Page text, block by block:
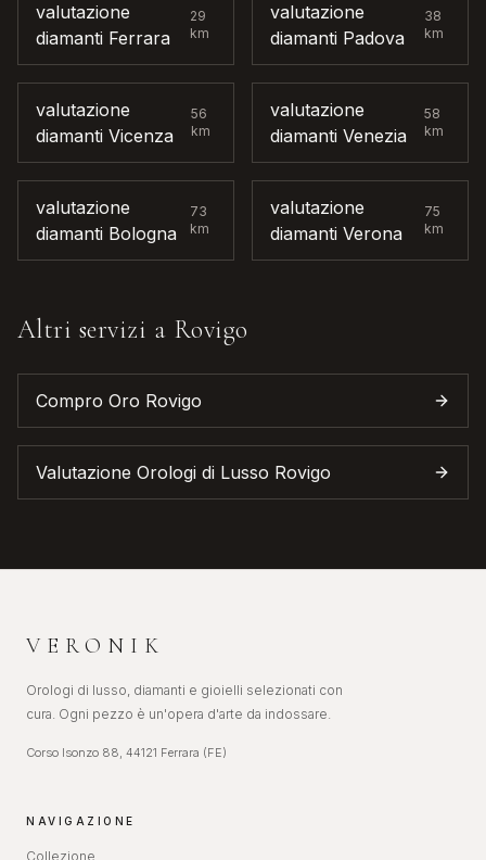
valutazione
diamanti Ferrara
29
km
valutazione
diamanti Padova
38
km
valutazione
diamanti Vicenza
56
km
valutazione
diamanti Venezia
58
km
valutazione
diamanti Bologna
73
km
valutazione
diamanti Verona
75
km
Altri servizi a Rovigo
Compro Oro Rovigo
Valutazione Orologi di Lusso Rovigo
VERONIK
Orologi di lusso, diamanti e gioielli selezionati con
cura. Ogni pezzo è un'opera d'arte da indossare.
Corso Isonzo 88, 44121 Ferrara (FE)
NAVIGAZIONE
Collezione